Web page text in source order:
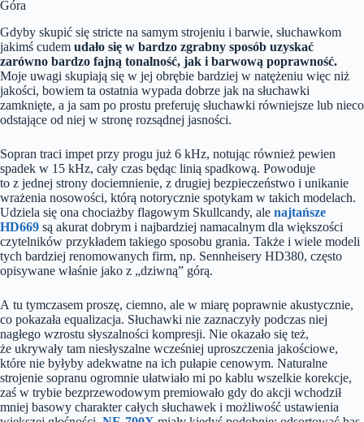
Góra
Gdyby skupić się stricte na samym strojeniu i barwie, słuchawkom
jakimś cudem udało się w bardzo zgrabny sposób uzyskać
zarówno bardzo fajną tonalność, jak i barwową poprawność.
Moje uwagi skupiają się w jej obrębie bardziej w natężeniu więc niż
jakości, bowiem ta ostatnia wypada dobrze jak na słuchawki
zamknięte, a ja sam po prostu preferuję słuchawki równiejsze lub nieco
odstające od niej w stronę rozsądnej jasności.
Sopran traci impet przy progu już 6 kHz, notując również pewien
spadek w 15 kHz, cały czas będąc linią spadkową. Powoduje
to z jednej strony dociemnienie, z drugiej bezpieczeństwo i unikanie
wrażenia nosowości, którą notorycznie spotykam w takich modelach.
Udziela się ona chociażby flagowym Skullcandy, ale najtańsze
HD669 są akurat dobrym i najbardziej namacalnym dla większości
czytelników przykładem takiego sposobu grania. Także i wiele modeli
tych bardziej renomowanych firm, np. Sennheisery HD380, często
opisywane właśnie jako z „dziwną” górą.
A tu tymczasem proszę, ciemno, ale w miarę poprawnie akustycznie,
co pokazała equalizacja. Słuchawki nie zaznaczyły podczas niej
nagłego wzrostu słyszalności kompresji. Nie okazało się też,
że ukrywały tam niesłyszalne wcześniej uproszczenia jakościowe,
które nie byłyby adekwatne na ich pułapie cenowym. Naturalne
strojenie sopranu ogromnie ułatwiało mi po kablu wszelkie korekcje,
zaś w trybie bezprzewodowym premiowało gdy do akcji wchodził
mniej basowy charakter całych słuchawek i możliwość ustawienia